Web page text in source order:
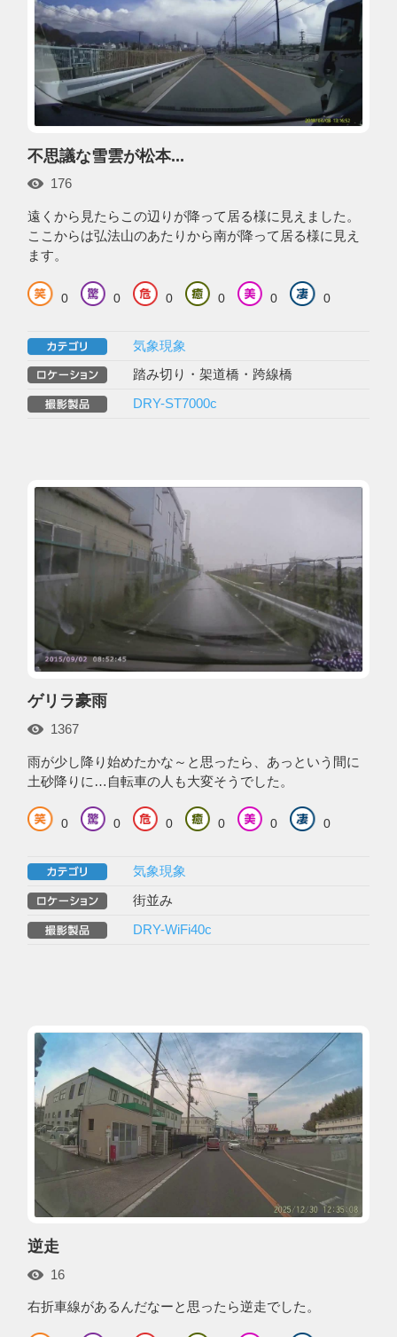
不思議な雪雲が松本...
176
遠くから見たらこの辺りが降って居る様に見えました。
ここからは弘法山のあたりから南が降って居る様に見え
ます。
0 0 0 0 0 0
気象現象
踏み切り・架道橋・跨線橋
DRY-ST7000c
ゲリラ豪雨
1367
雨が少し降り始めたかな～と思ったら、あっという間に
土砂降りに…自転車の人も大変そうでした。
0 0 0 0 0 0
気象現象
街並み
DRY-WiFi40c
逆走
16
右折車線があるんだなーと思ったら逆走でした。